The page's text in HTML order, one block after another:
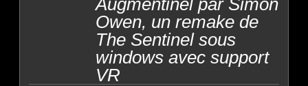
Owen, un remake de
The Sentinel sous
windows avec support
VR